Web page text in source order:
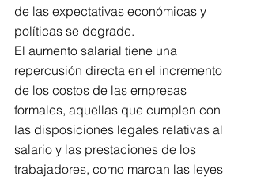
de las expectativas económicas y
políticas se degrade.
El aumento salarial tiene una
repercusión directa en el incremento
de los costos de las empresas
formales, aquellas que cumplen con
las disposiciones legales relativas al
salario y las prestaciones de los
trabajadores, como marcan las leyes